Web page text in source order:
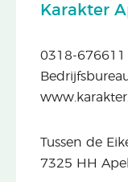
Karakter
0318-676611
Tussen de
7325 HH